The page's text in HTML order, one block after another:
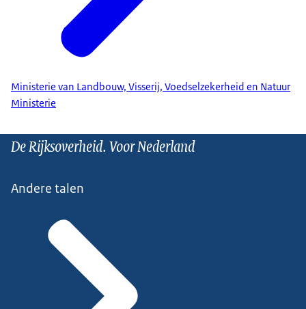
Ministerie van Landbouw, Visserij, Voedselzekerheid en Natuur
Ministerie
De Rijksoverheid. Voor Nederland
Andere talen